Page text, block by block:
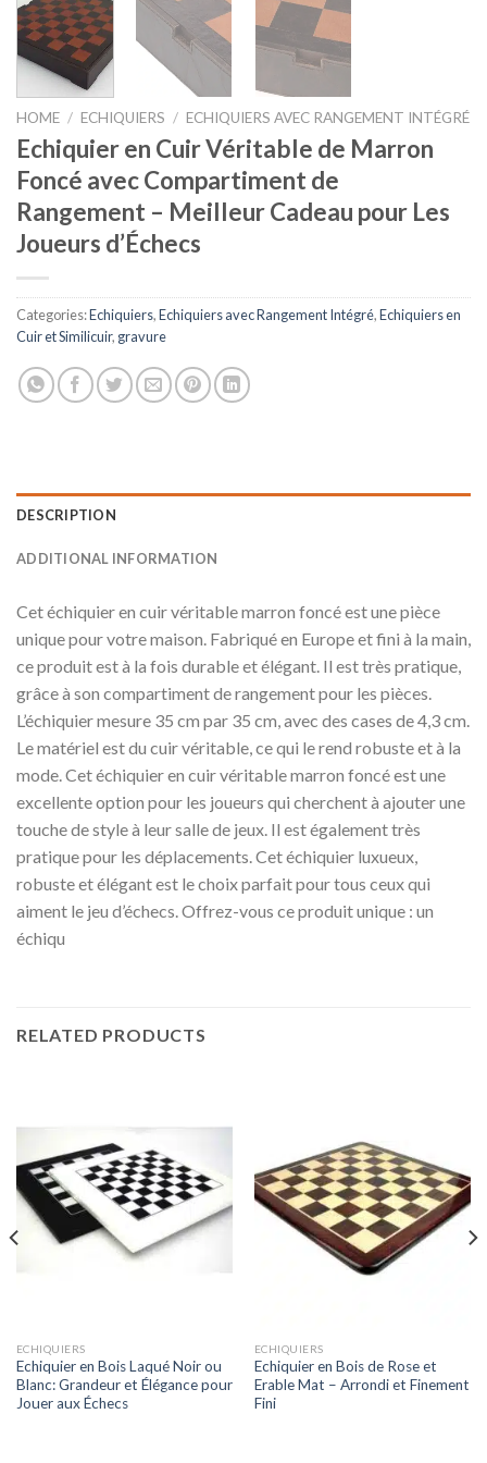
HOME / ECHIQUIERS / ECHIQUIERS AVEC RANGEMENT INTÉGRÉ
Echiquier en Cuir Véritable de Marron
Foncé avec Compartiment de
Rangement – Meilleur Cadeau pour Les
Joueurs d’Échecs
Categories:Echiquiers,Echiquiers avec Rangement Intégré,Echiquiers en
Cuir et Similicuir, gravure
DESCRIPTION
ADDITIONAL INFORMATION
Cet échiquier en cuir véritable marron foncé est une pièce
unique pour votre maison. Fabriqué en Europe et fini à la main,
ce produit est à la fois durable et élégant. Il est très pratique,
grâce à son compartiment de rangement pour les pièces.
L’échiquier mesure 35 cm par 35 cm, avec des cases de 4,3 cm.
Le matériel est du cuir véritable, ce qui le rend robuste et à la
mode. Cet échiquier en cuir véritable marron foncé est une
excellente option pour les joueurs qui cherchent à ajouter une
touche de style à leur salle de jeux. Il est également très
pratique pour les déplacements. Cet échiquier luxueux,
robuste et élégant est le choix parfait pour tous ceux qui
aiment le jeu d’échecs. Offrez-vous ce produit unique : un
échiqu
RELATED PRODUCTS
ECHIQUIERS
Echiquier en Bois Laqué Noir ou
Blanc: Grandeur et Élégance pour
Jouer aux Échecs
ECHIQUIERS
Echiquier en Bois de Rose et
Erable Mat – Arrondi et Finement
Fini